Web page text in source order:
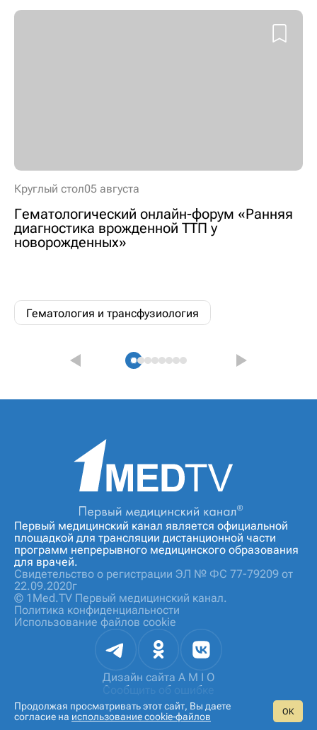
Круглый стол05 августа
Гематологический онлайн-форум «Ранняя
диагностика врожденной ТТП у
новорожденных»
Гематология и трансфузиология
Первый медицинский канал является официальной
площадкой для трансляции дистанционной части
программ непрерывного медицинского образования
для врачей.
Свидетельство о регистрации ЭЛ № ФС 77-79209 от
22.09.2020г
© 1Med.TV Первый медицинский канал.
Политика конфиденциальности
Использование файлов cookie
Дизайн сайта A M I O
Сообщить об ошибке
Продолжая просматривать этот сайт, Вы даете
согласие на использование cookie‑файлов ОК